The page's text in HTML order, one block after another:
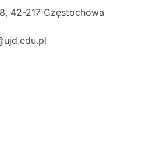
42-217 Częstochowa